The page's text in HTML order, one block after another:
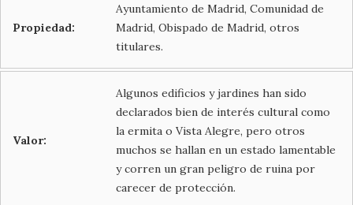
Propiedad:
Ayuntamiento de Madrid, Comunidad de
Madrid, Obispado de Madrid, otros
titulares.
Valor:
Algunos edificios y jardines han sido
declarados bien de interés cultural como
la ermita o Vista Alegre, pero otros
muchos se hallan en un estado lamentable
y corren un gran peligro de ruina por
carecer de protección.